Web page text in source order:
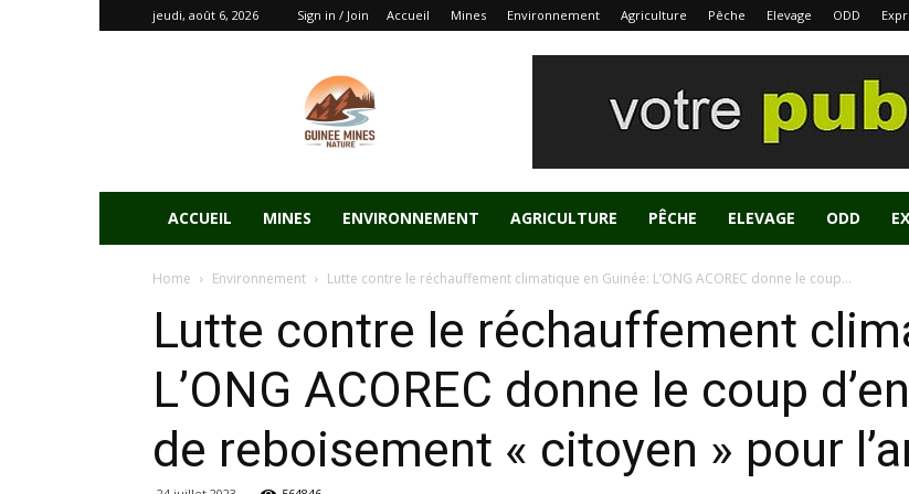
jeudi, août 6, 2026 Sign in / Join Accueil Mines Environnement Agriculture Pêche Elevage ODD
ACCUEIL MINES ENVIRONNEMENT AGRICULTURE PÊCHE ELEVAGE ODD
Home Environnement Lutte contre le réchauffement climatique en Guinée: L’ONG ACOREC donne le coup...
Lutte contre le réchauffement
L’ONG ACOREC donne le coup
de reboisement « citoyen » pour